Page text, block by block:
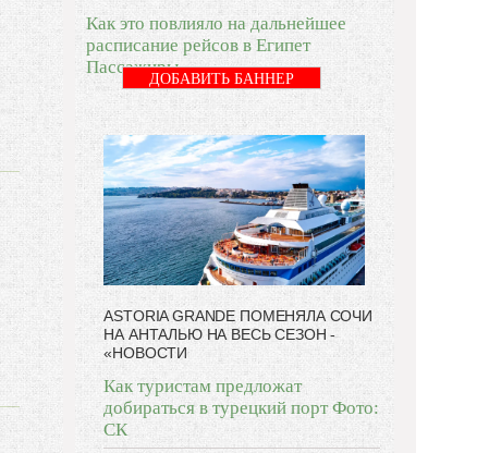
Как это повлияло на дальнейшее
расписание рейсов в Египет
Пассажиры
ДОБАВИТЬ БАННЕР
ASTORIA GRANDE ПОМЕНЯЛА СОЧИ
НА АНТАЛЬЮ НА ВЕСЬ СЕЗОН -
«НОВОСТИ
Как туристам предложат
добираться в турецкий порт Фото:
СК